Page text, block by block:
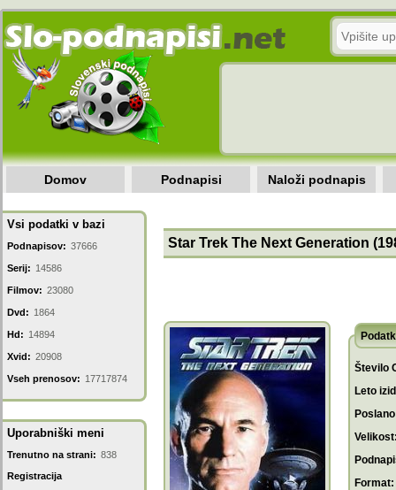
Domov Podnapisi Naloži podnapis
Vsi podatki v bazi
Podnapisov: 37666
Serij: 14586
Filmov: 23080
Dvd: 1864
Hd: 14894
Xvid: 20908
Vseh prenosov: 17717874
Uporabniški meni
Trenutno na strani: 838
Registracija
Star Trek The Next Generation
Število
Leto
Format: